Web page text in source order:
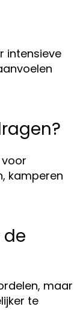
intensieve
kamperen
maar
te